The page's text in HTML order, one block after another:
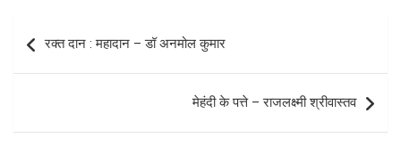
o
o
A
p
navigation
रक्त दान : महादान – डॉ अनमोल कुमार
मेहंदी के पत्ते – राजलक्ष्मी श्रीवास्तव